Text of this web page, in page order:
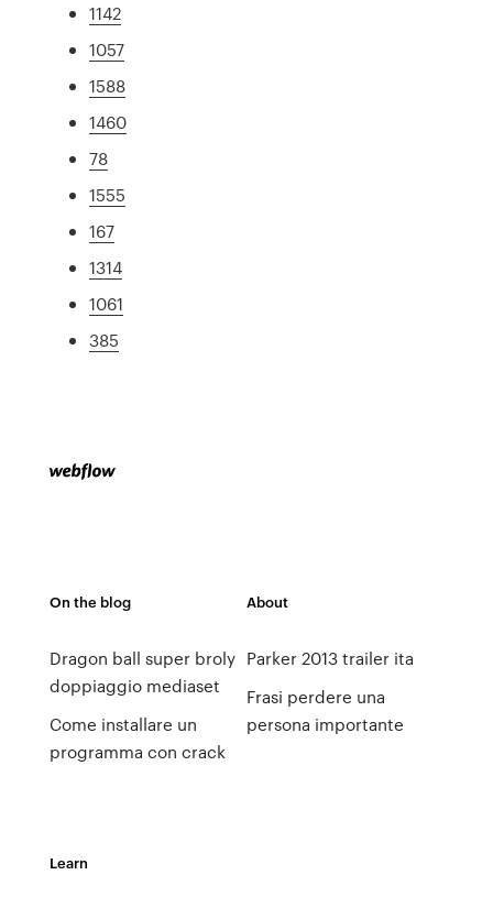
1142
1057
1588
1460
78
1555
167
1314
1061
385
On the blog
Dragon ball super broly
doppiaggio mediaset
Come installare un
programma con crack
About
Parker 2013 trailer ita
Frasi perdere una
persona importante
Learn